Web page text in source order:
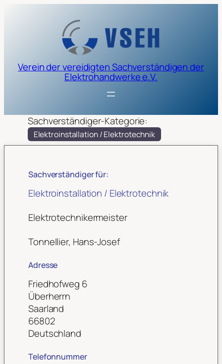
Verein der vereidigten Sachverständigen der
Elektrohandwerke e.V.
Sachverständiger-Kategorie:
Elektroinstallation / Elektrotechnik
Sachverständiger für:
Elektroinstallation / Elektrotechnik
Elektrotechnikermeister
Tonnellier, Hans-Josef
Adresse
Friedhofweg 6
Überherrn
Saarland
66802
Deutschland
Telefonnummer